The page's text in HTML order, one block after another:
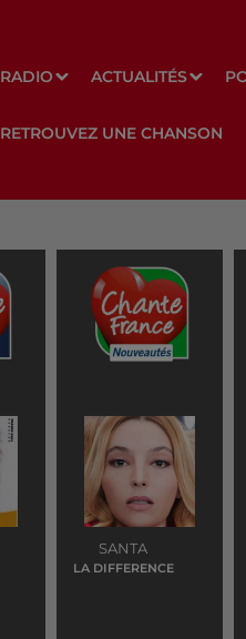
RADIO ACTUALITÉS
RETROUVEZ UNE CHANSON
SANTA
LA DIFFERENCE